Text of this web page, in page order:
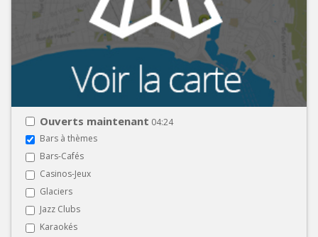
Ouverts maintenant 04:24
Bars à thèmes
Bars-Cafés
Casinos-Jeux
Glaciers
Jazz Clubs
Karaokés